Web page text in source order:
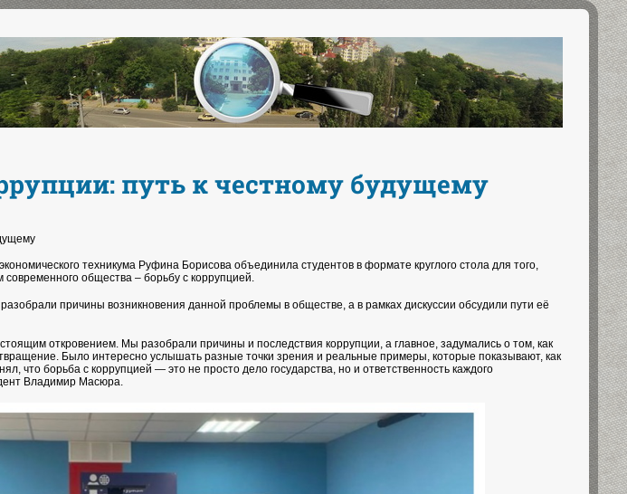
путь к честному будущему
техникума Руфина Борисова объединила студентов в формате круглого стола для того,
общества – борьбу с коррупцией.
причины возникновения данной проблемы в обществе, а в рамках дискуссии обсудили пути её
откровением. Мы разобрали причины и последствия коррупции, а главное, задумались о том, как
Было интересно услышать разные точки зрения и реальные примеры, которые показывают, как
что борьба с коррупцией — это не просто дело государства, но и ответственность каждого
Владимир Масюра.